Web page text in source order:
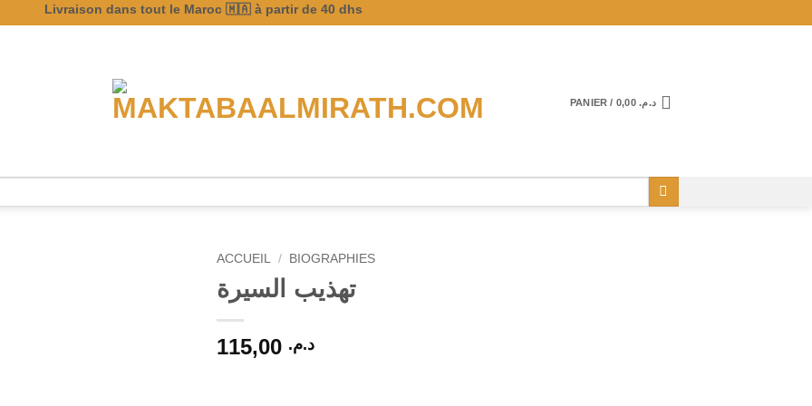
Livraison dans tout le Maroc 🇲🇦 à partir de 40 dhs
PANIER / د.م.0,00
ACCUEIL / BIOGRAPHIES
تهذيب السيرة
د.م.